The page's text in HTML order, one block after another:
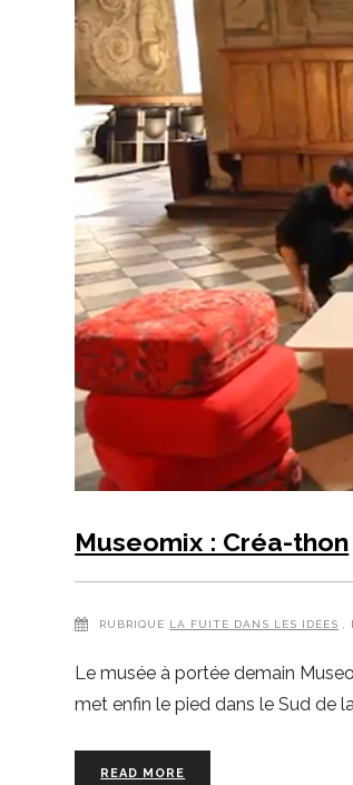
Museomix : Créa-thon
RUBRIQUE LA FUITE DANS LES IDÉES ,
Le musée à portée demain
met enfin le pied dans le Sud de
READ MORE